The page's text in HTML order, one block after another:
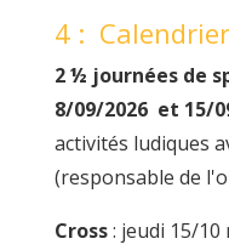
4 :
2 ½ journées de
8/09/2026 et 15/
activités ludiques
(responsable de
Cross: jeudi 15/10